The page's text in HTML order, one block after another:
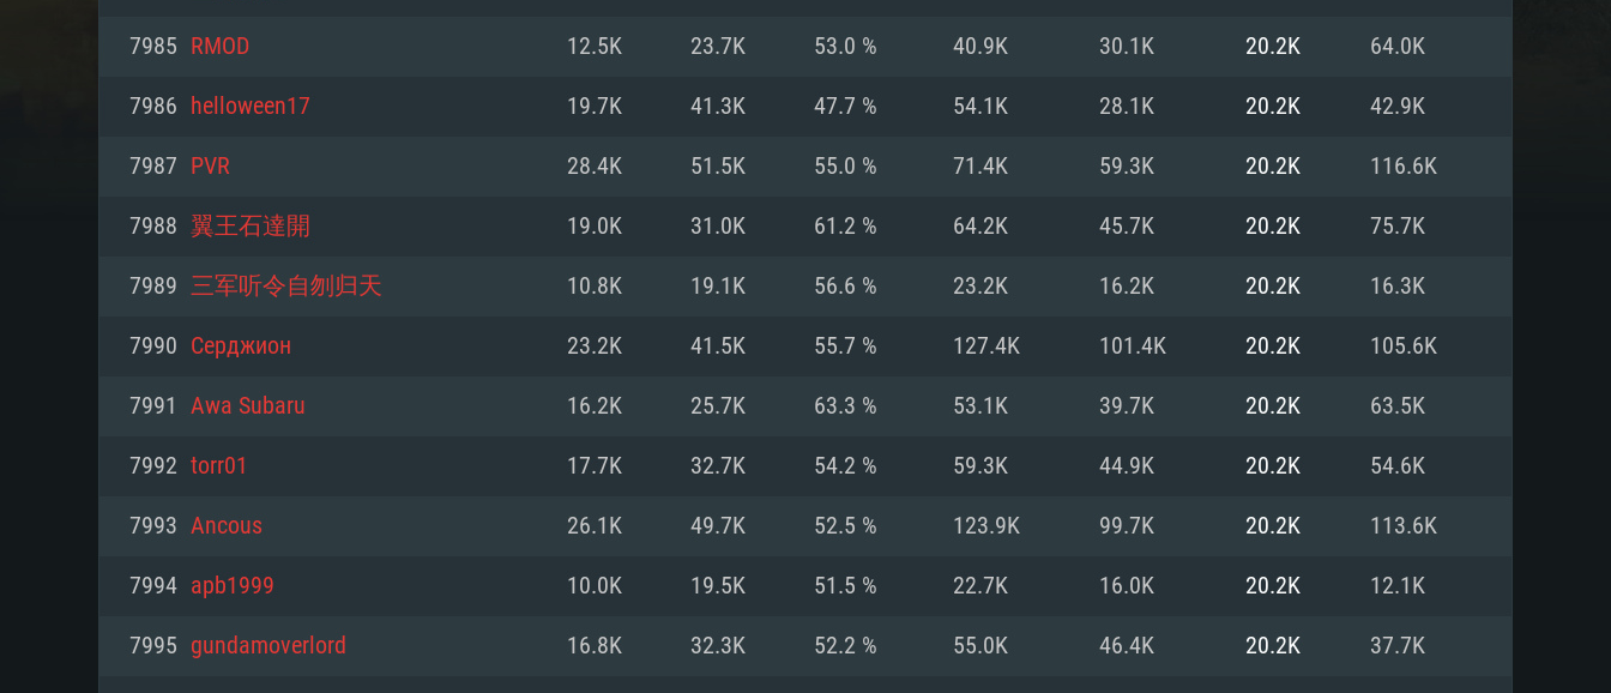
시스템 요구사항
PC MAC Linux
최소사양
운영체제: Windows 10 (64 bit)
프로세서: 2.2 GHz 듀얼코어 이상
메모리: 4GB
그래픽 카드: DirectX 11 이상을 지원하는 AMD
권장 사양
운영체제: Windows 10/11 (64 bit)
프로세서: Intel Core i5 또는 Ryzen 5 3600 이상
메모리: 16 GB 이상
그래픽 카드: DirectX 11 이상을 지원하는 Nvidia
최소사양
운영체제: Mac OS Big Sur 11.0
프로세서: 최소 2.2 GHz의 Core i5 (Intel Xeon 은 지
권장 사양
운영체제: Mac OS Big Sur 11.0
프로세서: Core i7 (Intel Xeon 은 지원하지 않습니
최소사양
운영체제: 64bit Linux 중 최신 버전
프로세서: 2.4 GHz 듀얼코어
메모리: 4 GB
그래픽 카드: Vulkan 을 지원하고, 최신 그래픽 드라
권장 사양
운영체제: Ubuntu 20.04 64bit
프로세서: Intel Core i7
메모리: 16 GB
그래픽 카드: Vulkan 을 지원하고, 최신 그래픽 드라
7985 RMOD 12.5K 23.7K 53.0 % 40.9K 30.1K 20.2K 64.0K
7986 helloween17 19.7K 41.3K 47.7 % 54.1K 28.1K 20.2K 42.9K
7987 PVR 28.4K 51.5K 55.0 % 71.4K 59.3K 20.2K 116.6K
7988 翼王石達開 19.0K 31.0K 61.2 % 64.2K 45.7K 20.2K 75.7K
7989 三军听令自刎归天 10.8K 19.1K 56.6 % 23.2K 16.2K 20.2K 16.3K
7990 Серджион 23.2K 41.5K 55.7 % 127.4K 101.4K 20.2K 105.6K
7991 Awa Subaru 16.2K 25.7K 63.3 % 53.1K 39.7K 20.2K 63.5K
7992 torr01 17.7K 32.7K 54.2 % 59.3K 44.9K 20.2K 54.6K
7993 Ancous 26.1K 49.7K 52.5 % 123.9K 99.7K 20.2K 113.6K
7994 apb1999 10.0K 19.5K 51.5 % 22.7K 16.0K 20.2K 12.1K
7995 gundamoverlord 16.8K 32.3K 52.2 % 55.0K 46.4K 20.2K 37.7K